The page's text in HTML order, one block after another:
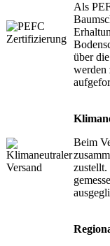
Als
über
werden
Beim